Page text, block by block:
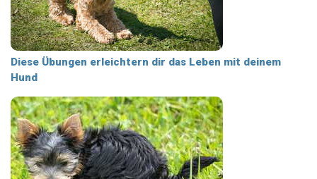
Diese Übungen erleichtern dir das Leben mit deinem
Hund